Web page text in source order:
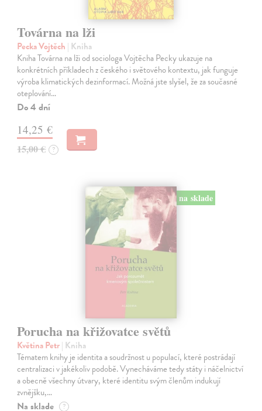
Továrna na lži
Pecka Vojtěch | Kniha
Kniha Továrna na lži od sociologa Vojtěcha Pecky ukazuje na
konkrétních příkladech z českého i světového kontextu, jak funguje
výroba klimatických dezinformací. Možná jste slyšel, že za současné
oteplování…
Do 4 dní
14,25 €
15,00 € ?
na sklade
Porucha na křižovatce světů
Květina Petr| Kniha
Tématem knihy je identita a soudržnost u populací, které postrádají
centralizaci v jakékoliv podobě. Vynecháváme tedy státy i náčelnictví
a obecně všechny útvary, které identitu svým členům indukují
zvnějšku,…
Na sklade ?